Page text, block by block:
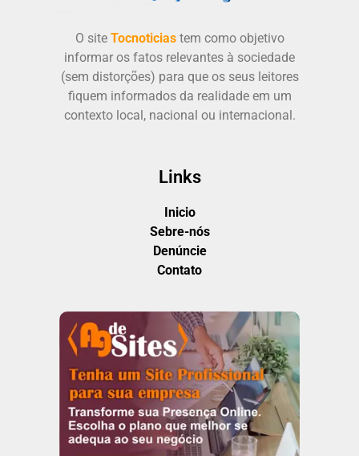
O site Tocnoticiastem como objetivo
informar os fatos relevantes à sociedade
(sem distorções) para que os seus leitores
fiquem informados da realidade em um
contexto local, nacional ou internacional.
Links
Inicio
Sebre-nós
Denúncie
Contato